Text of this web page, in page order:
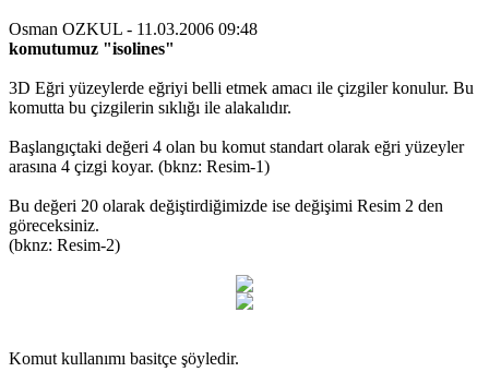
Osman OZKUL - 11.03.2006 09:48
komutumuz "isolines"
3D Eğri yüzeylerde eğriyi belli etmek amacı ile çizgiler konulur. Bu
komutta bu çizgilerin sıklığı ile alakalıdır.
Başlangıçtaki değeri 4 olan bu komut standart olarak eğri yüzeyler
arasına 4 çizgi koyar. (bknz: Resim-1)
Bu değeri 20 olarak değiştirdiğimizde ise değişimi Resim 2 den
göreceksiniz.
(bknz: Resim-2)
Komut kullanımı basitçe şöyledir.